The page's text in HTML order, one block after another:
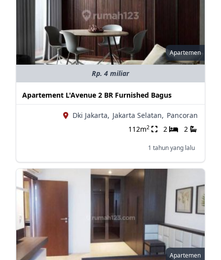
Apartemen
Rp. 4 miliar
Apartement L'Avenue 2 BR Furnished Bagus
Dki Jakarta, Jakarta Selatan, Pancoran
112m2 2 2
1 tahun yang lalu
Apartemen